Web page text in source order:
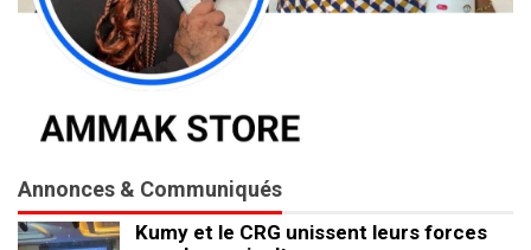
Annonces & Communiqués
Kumy et le CRG unissent leurs forces